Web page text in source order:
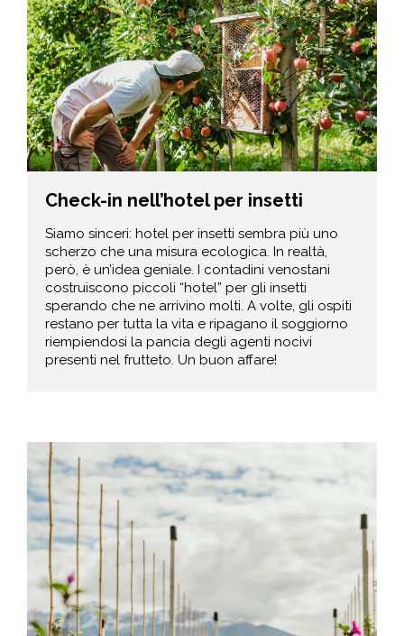
Check-in nell’hotel per insetti
Siamo sinceri: hotel per insetti sembra più uno
scherzo che una misura ecologica. In realtà,
però, è un’idea geniale. I contadini venostani
costruiscono piccoli “hotel” per gli insetti
sperando che ne arrivino molti. A volte, gli ospiti
restano per tutta la vita e ripagano il soggiorno
riempiendosi la pancia degli agenti nocivi
presenti nel frutteto. Un buon affare!